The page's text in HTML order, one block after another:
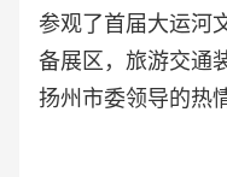
参观了首届大运河
备展区，旅游交通
扬州市委领导的热